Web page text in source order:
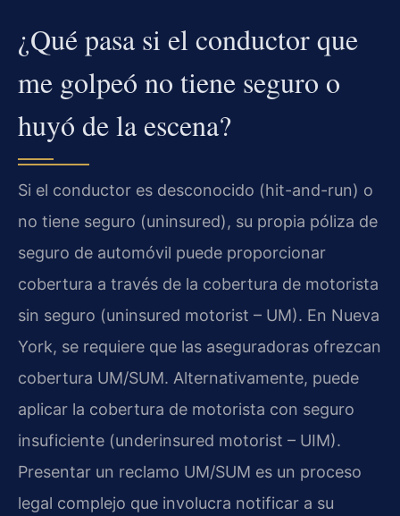
¿Qué pasa si el conductor que
me golpeó no tiene seguro o
huyó de la escena?
Si el conductor es desconocido (hit-and-run) o
no tiene seguro (uninsured), su propia póliza de
seguro de automóvil puede proporcionar
cobertura a través de la cobertura de motorista
sin seguro (uninsured motorist – UM). En Nueva
York, se requiere que las aseguradoras ofrezcan
cobertura UM/SUM. Alternativamente, puede
aplicar la cobertura de motorista con seguro
insuficiente (underinsured motorist – UIM).
Presentar un reclamo UM/SUM es un proceso
legal complejo que involucra notificar a su